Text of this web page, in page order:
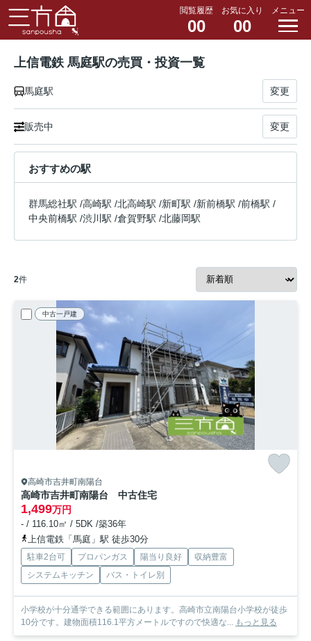
閲覧履歴
00
お気に入り
00
メニュー
上信電鉄 馬庭駅の売買・投資一覧
馬庭駅 変更
販売中 変更
おすすめの駅
群馬総社駅 /高崎駅 /北高崎駅 /新町駅 /新前橋駅 /前橋駅 /
中央前橋駅 /渋川駅 /倉賀野駅 /北藤岡駅
2件
中古一戸建
高崎市吉井町南陽台
高崎市吉井町南陽台 中古住宅
1,499万円
- / 116.10㎡ / 5DK /築36年
上信電鉄「馬庭」駅 徒歩30分
駐車2台可 プロパンガス 陽当り良好
収納豊富
システムキッチン
バス・トイレ別
小学校が十分通学できる範囲にあります。高崎市立南陽台小学校が徒歩
10分です。建物面積116.1平方メートルですので快適な... もっと見る